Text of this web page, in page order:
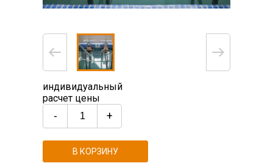
индивидуальный
расчет цены
- +
В КОРЗИНУ